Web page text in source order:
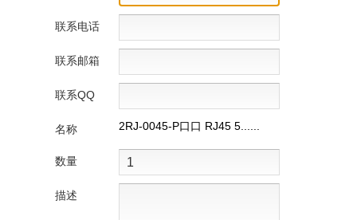
联系电话
联系邮箱
联系QQ
名称 2RJ-0045-P口口 RJ45 5......
数量
描述